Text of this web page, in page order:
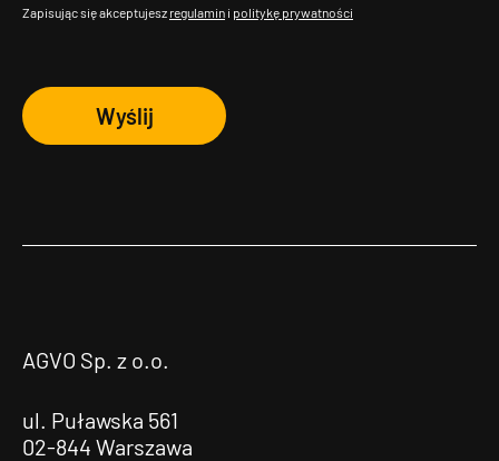
Zapisując się akceptujesz regulamin i politykę prywatności
Wyślij
AGVO Sp. z o.o.
ul. Puławska 561
02-844 Warszawa